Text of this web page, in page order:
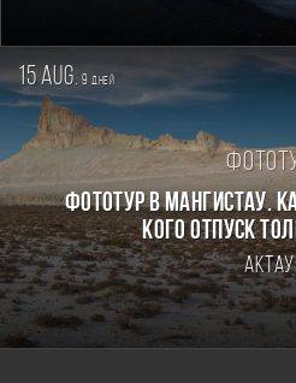
15 aug. 9дней
Фототур в Мангистау.
кого отпуск
Актау